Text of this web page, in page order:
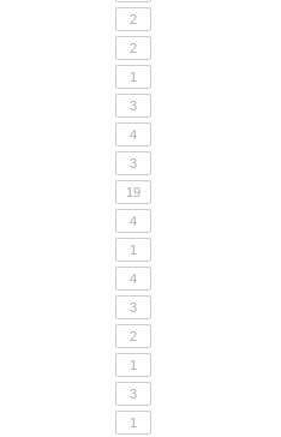
2
2
1
3
4
3
19
4
1
4
3
2
1
3
1